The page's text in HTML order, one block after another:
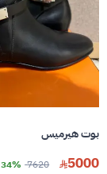
بوت هيرميس
5000
7620 34% خصم